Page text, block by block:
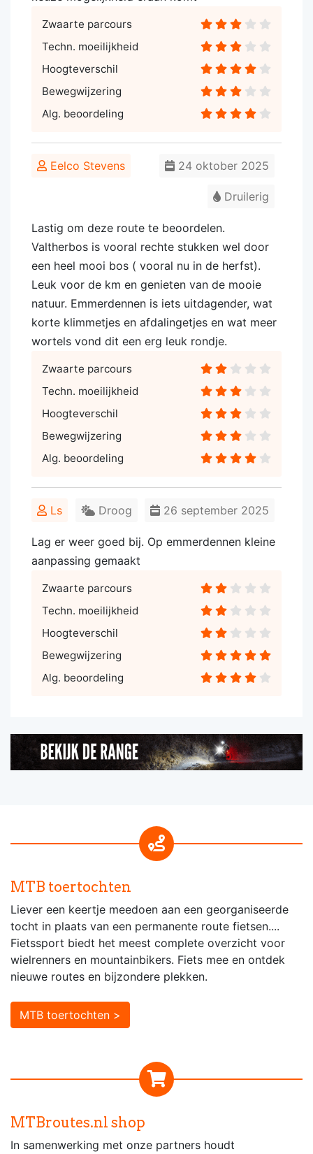
Zwaarte parcours
Techn. moeilijkheid
Hoogteverschil
Bewegwijzering
Alg. beoordeling
Eelco Stevens 24 oktober 2025
Druilerig
Lastig om deze route te beoordelen.
Valtherbos is vooral rechte stukken wel door
een heel mooi bos ( vooral nu in de herfst).
Leuk voor de km en genieten van de mooie
natuur. Emmerdennen is iets uitdagender, wat
korte klimmetjes en afdalingetjes en wat meer
wortels vond dit een erg leuk rondje.
Zwaarte parcours
Techn. moeilijkheid
Hoogteverschil
Bewegwijzering
Alg. beoordeling
Ls 26 september 2025
Droog
Lag er weer goed bij. Op emmerdennen kleine
aanpassing gemaakt
Zwaarte parcours
Techn. moeilijkheid
Hoogteverschil
Bewegwijzering
Alg. beoordeling
MTB toertochten
Liever een keertje meedoen aan een georganiseerde
tocht in plaats van een permanente route fietsen....
Fietssport biedt het meest complete overzicht voor
wielrenners en mountainbikers. Fiets mee en ontdek
nieuwe routes en bijzondere plekken.
MTB toertochten >
MTBroutes.nl shop
In samenwerking met onze partners houdt